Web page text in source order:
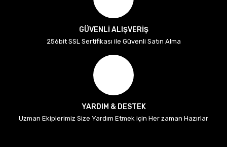
GÜVENLİ ALIŞVERİŞ
256bit SSL Sertifikası ile Güvenli Satın Alma
YARDIM & DESTEK
Uzman Ekiplerimiz Size Yardım Etmek için Her zaman Hazırlar